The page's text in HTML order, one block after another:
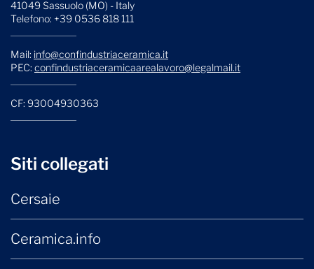
41049 Sassuolo (MO) - Italy
Telefono: +39 0536 818 111
Mail: info@confindustriaceramica.it
PEC: confindustriaceramicaarealavoro@legalmail.it
CF: 93004930363
Siti collegati
Cersaie
Ceramica.info